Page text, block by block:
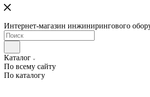
Интернет-магазин инжинирингового
Каталог
По всему сайту
По каталогу